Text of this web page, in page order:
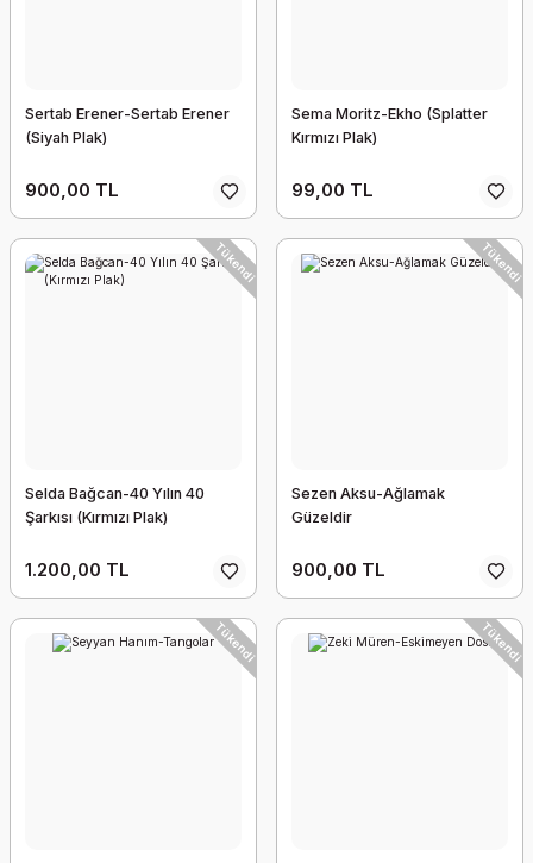
Sertab Erener-Sertab Erener
(Siyah Plak)
900,00 TL
Sema Moritz-Ekho (Splatter
Kırmızı Plak)
99,00 TL
Tükendi
Selda Bağcan-40 Yılın 40
Şarkısı (Kırmızı Plak)
1.200,00 TL
Tükendi
Sezen Aksu-Ağlamak
Güzeldir
900,00 TL
Tükendi Tükendi